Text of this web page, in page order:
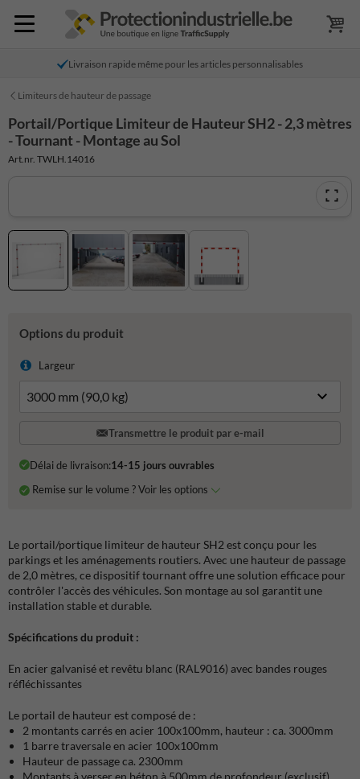
Livraison rapide même pour les articles personnalisables
Limiteurs de hauteur de passage
Portail/Portique Limiteur de Hauteur SH2 - 2,3 mètres
- Tournant - Montage au Sol
Art.nr. TWLH.14016
Options du produit
Largeur
Transmettre le produit par e-mail
Délai de livraison:14-15 jours ouvrables
Remise sur le volume ? Voir les options
Le portail/portique limiteur de hauteur SH2 est conçu pour les
parkings et les aménagements routiers. Avec une hauteur de passage
de 2,0 mètres, ce dispositif tournant offre une solution efficace pour
contrôler l'accès des véhicules. Son montage au sol garantit une
installation stable et durable.
Spécifications du produit :
En acier galvanisé et revêtu blanc (RAL9016) avec bandes rouges
réfléchissantes
Le portail de hauteur est composé de :
2 montants carrés en acier 100x100mm, hauteur : ca. 3000mm
1 barre traversale en acier 100x100mm
Hauteur de passage ca. 2300mm